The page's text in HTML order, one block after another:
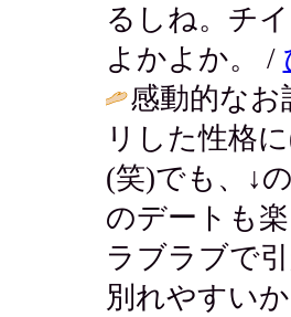
るしね。チ
よかよか。 /
感動的な
リした性格
(笑)でも、↓
のデートも
ラブラブで
別れやすい